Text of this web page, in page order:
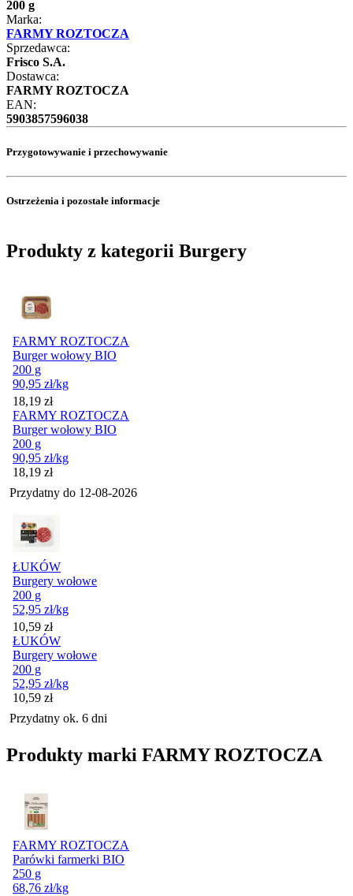
200 g
Marka:
FARMY ROZTOCZA
Sprzedawca:
Frisco S.A.
Dostawca:
FARMY ROZTOCZA
EAN:
5903857596038
Przygotowywanie i przechowywanie
Ostrzeżenia i pozostałe informacje
Produkty z kategorii Burgery
FARMY ROZTOCZA
Burger wołowy BIO
200 g
90,95 zł/kg
Cena
18,19 zł
FARMY ROZTOCZA
Burger wołowy BIO
200 g
90,95 zł/kg
Cena
18,19 zł
Przydatny do 12-08-2026
ŁUKÓW
Burgery wołowe
200 g
52,95 zł/kg
Cena
10,59 zł
ŁUKÓW
Burgery wołowe
200 g
52,95 zł/kg
Cena
10,59 zł
Przydatny ok. 6 dni
Produkty marki FARMY ROZTOCZA
FARMY ROZTOCZA
Parówki farmerki BIO
250 g
68,76 zł/kg